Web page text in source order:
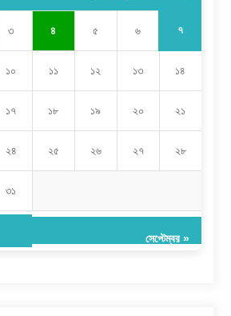
৩ ৪ ৫ ৬ ৭
১০ ১১ ১২ ১৩ ১৪
১৭ ১৮ ১৯ ২০ ২১
২৪ ২৫ ২৬ ২৭ ২৮
৩১
সেপ্টেম্বর »